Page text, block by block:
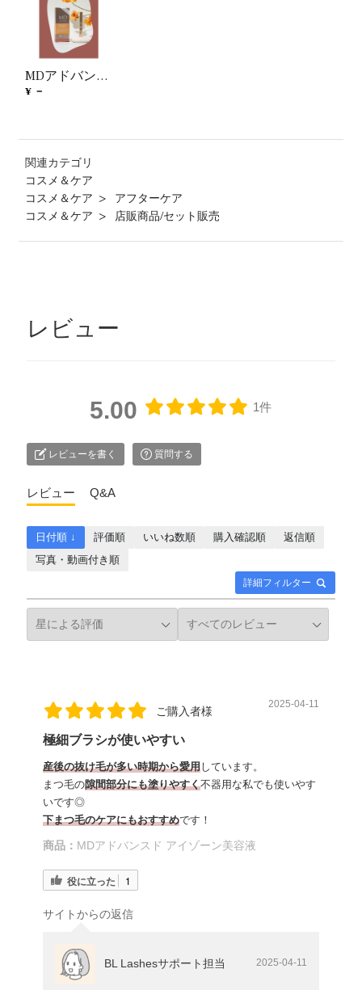
MDアドバンスドアイゾーン美容液 販促カード(2枚入り)
¥ －
関連カテゴリ
コスメ＆ケア
コスメ＆ケア
アフターケア
コスメ＆ケア
店販商品/セット販売
レビュー
5.00 1件
レビューを書く 質問する
レビュー Q&A
詳細フィルター
日付順 ↓ 評価順 いいね数順 購入確認順
返信順
写真・動画付き順
ご購入者様
2025-04-11
極細ブラシが使いやすい
産後の抜け毛が多い時期から愛用しています。
まつ毛の隙間部分にも塗りやすく不器用な私でも使いやす
いです◎
下まつ毛のケアにもおすすめです！
商品： MDアドバンスド アイゾーン美容液
役に立った 1
サイトからの返信
BL Lashesサポート担当 2025-04-11